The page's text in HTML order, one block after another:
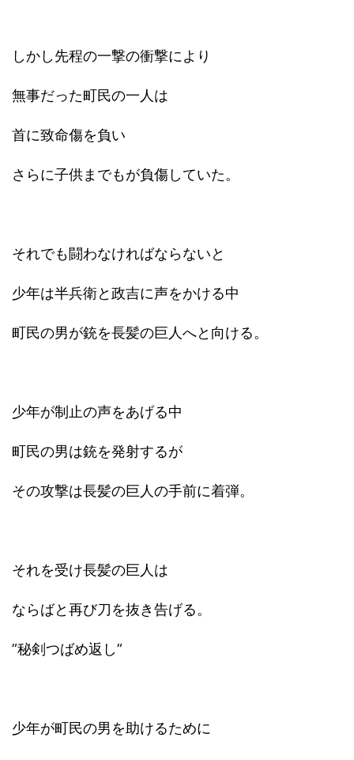
しかし先程の一撃の衝撃により
無事だった町民の一人は
首に致命傷を負い
さらに子供までもが負傷していた。
それでも闘わなければならないと
少年は半兵衛と政吉に声をかける中
町民の男が銃を長髪の巨人へと向ける。
少年が制止の声をあげる中
町民の男は銃を発射するが
その攻撃は長髪の巨人の手前に着弾。
それを受け長髪の巨人は
ならばと再び刀を抜き告げる。
”秘剣つばめ返し”
少年が町民の男を助けるために